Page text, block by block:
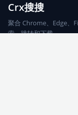
Crx搜搜
聚合 Chrome、Edge、
索、跳转和下载。